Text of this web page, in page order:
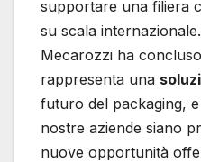
supportare una filiera
su scala
Mecarozzi ha
rappresenta una
futuro del packaging,
nostre aziende siano
nuove opportunità